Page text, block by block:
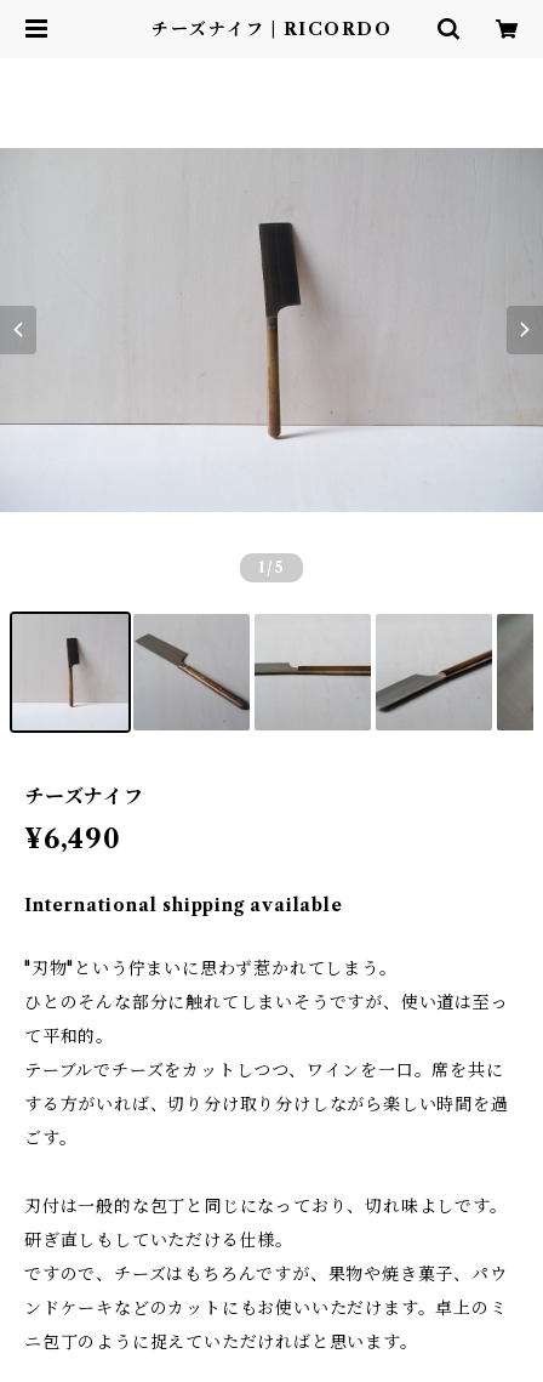
チーズナイフ | RICORDO
1 /5
チーズナイフ
¥6,490
International shipping available
"刃物"という佇まいに思わず惹かれてしまう。
ひとのそんな部分に触れてしまいそうですが、使い道は至っ
て平和的。
テーブルでチーズをカットしつつ、ワインを一口。席を共に
する方がいれば、切り分け取り分けしながら楽しい時間を過
ごす。
刃付は一般的な包丁と同じになっており、切れ味よしです。
研ぎ直しもしていただける仕様。
ですので、チーズはもちろんですが、果物や焼き菓子、パウ
ンドケーキなどのカットにもお使いいただけます。卓上のミ
ニ包丁のように捉えていただければと思います。